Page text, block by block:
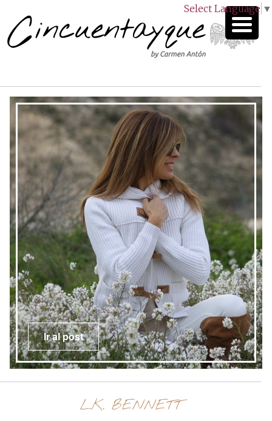
Select Language ▼
Ir al post
L.K. BENNETT